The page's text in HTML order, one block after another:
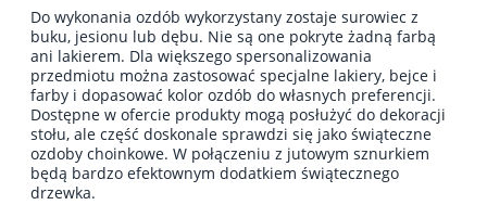
Do wykonania ozdób wykorzystany zostaje surowiec z
buku, jesionu lub dębu. Nie są one pokryte żadną farbą
ani lakierem. Dla większego spersonalizowania
przedmiotu można zastosować specjalne lakiery, bejce i
farby i dopasować kolor ozdób do własnych preferencji.
Dostępne w ofercie produkty mogą posłużyć do dekoracji
stołu, ale część doskonale sprawdzi się jako świąteczne
ozdoby choinkowe. W połączeniu z jutowym sznurkiem
będą bardzo efektownym dodatkiem świątecznego
drzewka.